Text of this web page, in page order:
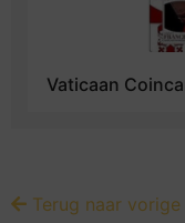
Vaticaan
Terug naar